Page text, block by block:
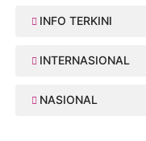
INFO TERKINI
INTERNASIONAL
NASIONAL